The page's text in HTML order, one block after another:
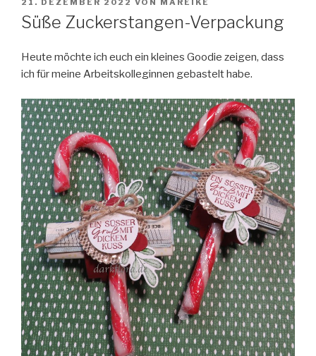
AM
21. DEZEMBER 2022 VON MAREIKE
Süße Zuckerstangen-Verpackung
Heute möchte ich euch ein kleines Goodie zeigen, dass
ich für meine Arbeitskolleginnen gebastelt habe.